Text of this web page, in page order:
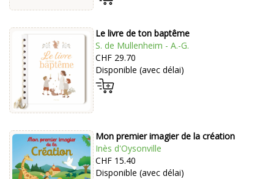
Le livre de ton baptême
S. de Mullenheim - A.-G.
CHF 29.70
Disponible (avec délai)
Mon premier imagier de la création
Inès d'Oysonville
CHF 15.40
Disponible (avec délai)